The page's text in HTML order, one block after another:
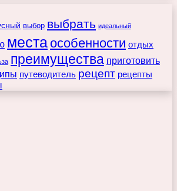
выбор выбрать идеальный
места особенности отдых
преимущества приготовить
путеводитель рецепт рецепты